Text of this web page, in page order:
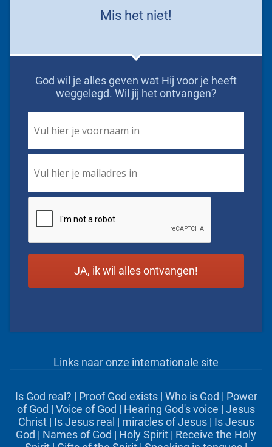
Mis het niet!
God wil je alles geven wat Hij voor je heeft
weggelegd. Wil jij het ontvangen?
Name *
Links naar onze internationale site
Is God real? | Proof God exists| Who is God | Power
of God | Voice of God | Hearing God's voice | Jesus
Christ| Is Jesus real | miracles of Jesus| Is Jesus
God | Names of God | Holy Spirit | Receive the Holy